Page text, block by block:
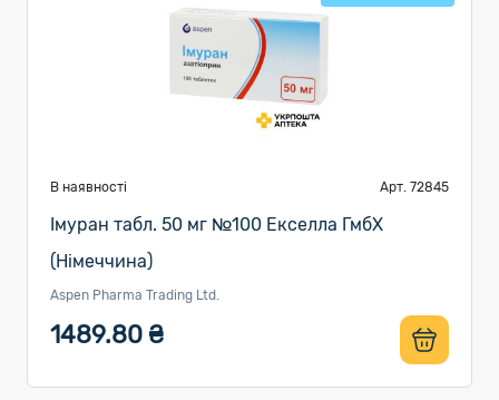
В наявності Арт. 72845
Імуран табл. 50 мг №100 Екселла ГмбХ
(Німеччина)
Aspen Pharma Trading Ltd.
1489.80 ₴